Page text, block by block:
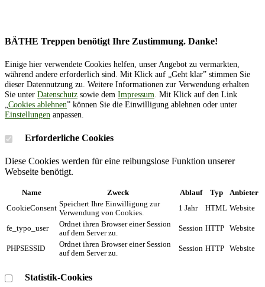
BÄTHE Treppen benötigt Ihre Zustimmung. Danke!
Einige hier verwendete Cookies helfen, unser Angebot zu vermarkten,
während andere erforderlich sind. Mit Klick auf „Geht klar” stimmen Sie
dieser Datennutzung zu. Weitere Informationen zur Verwendung erhalten
Sie unter Datenschutz sowie dem Impressum. Mit Klick auf den Link
„Cookies ablehnen” können Sie die Einwilligung ablehnen oder unter
Einstellungen anpassen.
Erforderliche Cookies
Diese Cookies werden für eine reibungslose Funktion unserer
Webseite benötigt.
Name Zweck Ablauf Typ
Anbieter
CookieConsent Speichert Ihre Einwilligung zur
Verwendung von Cookies.
1 Jahr HTML Website
fe_typo_user
Ordnet ihren Browser einer Session
auf dem Server zu.
Session HTTP Website
PHPSESSID
Ordnet ihren Browser einer Session
auf dem Server zu.
Session HTTP Website
Statistik-Cookies